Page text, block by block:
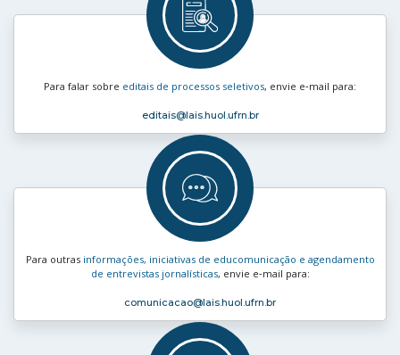
Para falar sobre editais de processos seletivos, envie e‑mail para:
editais@lais.huol.ufrn.br
Para outras informações, iniciativas de educomunicação e agendamento
de entrevistas jornalísticas, envie e‑mail para:
comunicacao@lais.huol.ufrn.br